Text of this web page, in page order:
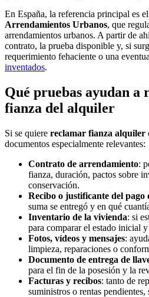
En España, la referencia principal es el
Arrendamientos Urbanos, que
arrendamientos urbanos. A partir de
contrato, la prueba disponible y, si
requerimiento fehaciente o una
inventados.
Qué pruebas ayudan a
fianza del alquiler
Si se quiere reclamar fianza alquiler
documentos especialmente relevantes:
Contrato de arrendamiento:
fianza, duración, pactos sobre
conservación.
Recibo o justificante del pago
suma se entregó y en qué
Inventario de la vivienda: si
para comparar el estado inicial
Fotos, vídeos y mensajes:
limpieza, reparaciones o
Documento de entrega de
para el fin de la posesión y la
Facturas y recibos: tanto de
suministros o rentas pendientes,